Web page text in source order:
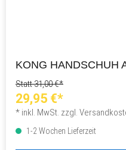
KONG
Statt 31,00 €*
29,95 €*
* inkl. MwSt. zzgl.
1-2 Wochen Lieferzeit